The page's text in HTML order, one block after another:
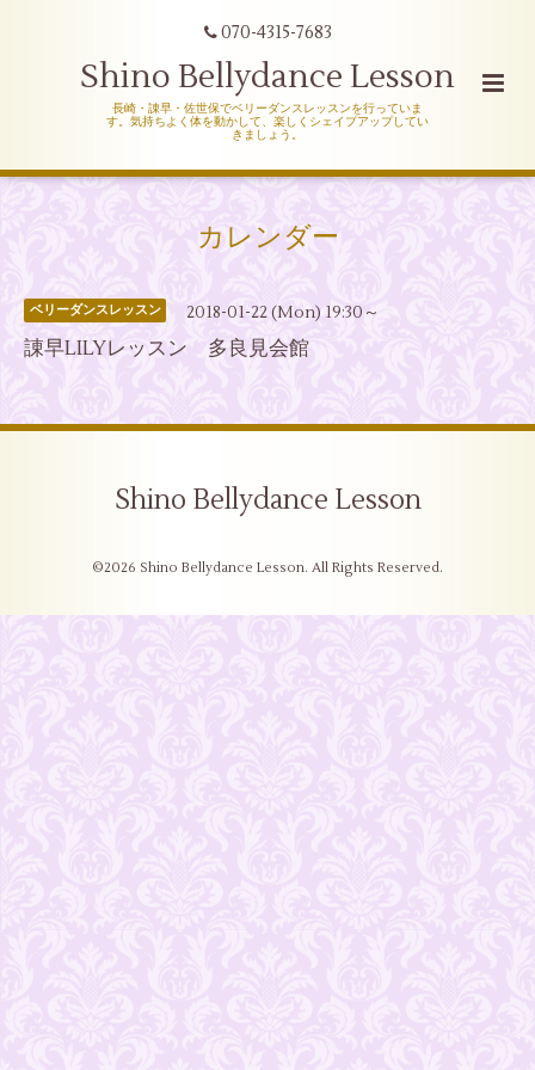
070-4315-7683
Shino Bellydance Lesson
長崎・諌早・佐世保でベリーダンスレッスンを行っていま
す。気持ちよく体を動かして、楽しくシェイプアップしてい
きましょう。
カレンダー
ベリーダンスレッスン 2018-01-22 (Mon) 19:30～
諌早LILYレッスン 多良見会館
Shino Bellydance Lesson
©2026 Shino Bellydance Lesson. All Rights Reserved.